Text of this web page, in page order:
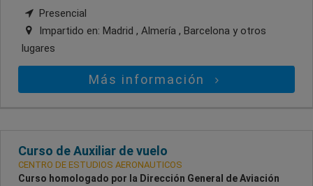
Presencial
Impartido en: Madrid , Almería , Barcelona y otros
lugares
Más información
Curso de Auxiliar de vuelo
CENTRO DE ESTUDIOS AERONAUTICOS
Curso homologado por la Dirección General de Aviación